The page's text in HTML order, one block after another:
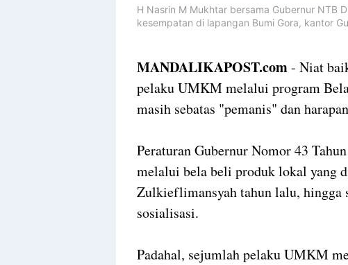
H Nasrin M Mukhtar bersama Gubernur NTB
kesempatan di lapangan Bumi Gora, kantor
MANDALIKAPOST.com- Niat
pelaku UMKM melalui program
masih sebatas "pemanis" dan
Peraturan Gubernur Nomor 43
melalui bela beli produk lokal yang
Zulkieflimansyah tahun lalu, hingga
sosialisasi.
Padahal, sejumlah pelaku UMKM